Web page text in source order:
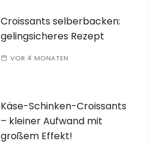
Croissants selberbacken:
gelingsicheres Rezept
VOR 4 MONATEN
Käse-Schinken-Croissants
– kleiner Aufwand mit
großem Effekt!